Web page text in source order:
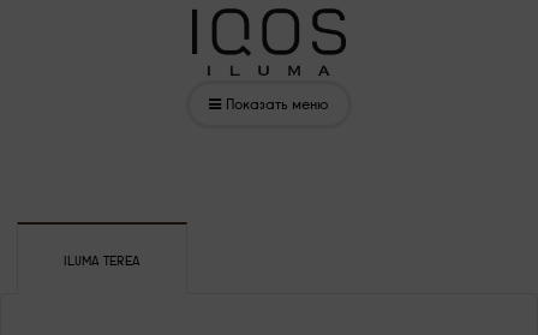
Показать меню
ILUMA TEREA